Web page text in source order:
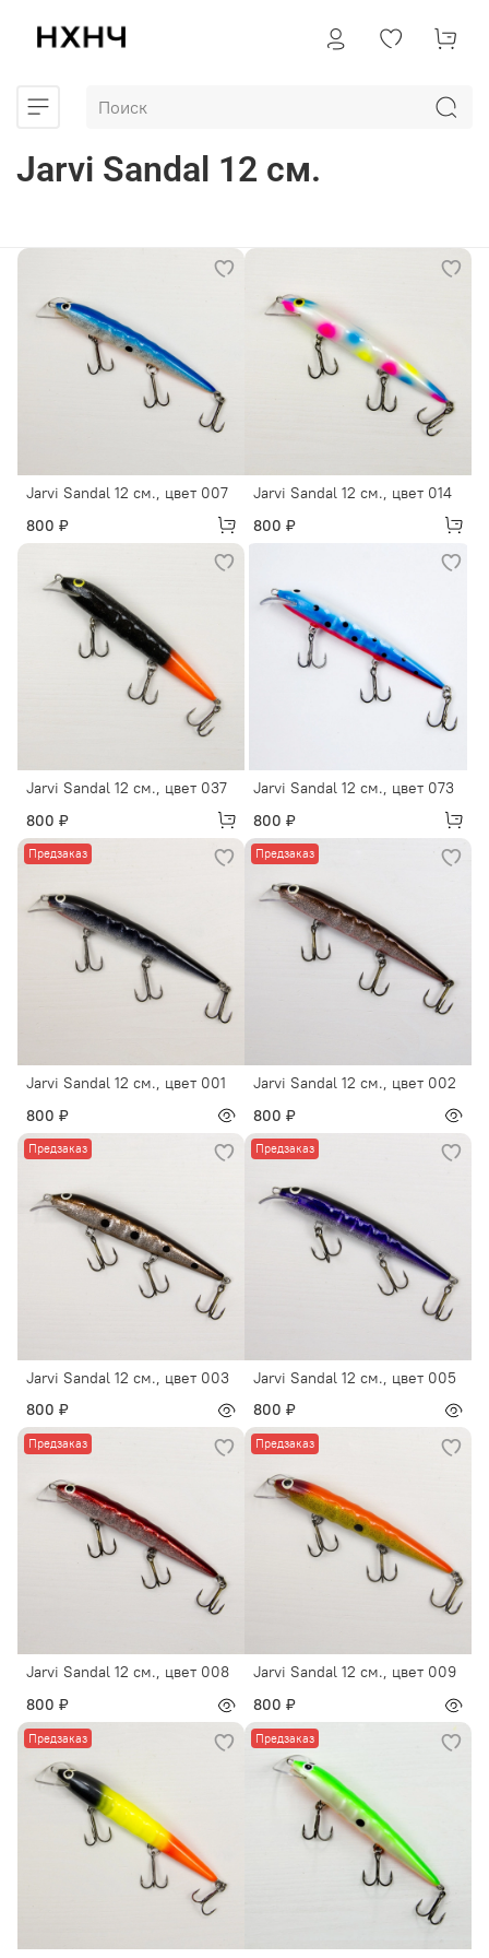
Jarvi Sandal 12 см.
Jarvi Sandal 12 см., цвет 007
800 ₽
Jarvi Sandal 12 см., цвет 014
800 ₽
Jarvi Sandal 12 см., цвет 037
800 ₽
Jarvi Sandal 12 см., цвет 073
800 ₽
Предзаказ
Jarvi Sandal 12 см., цвет 001
800 ₽
Предзаказ
Jarvi Sandal 12 см., цвет 002
800 ₽
Предзаказ
Jarvi Sandal 12 см., цвет 003
800 ₽
Предзаказ
Jarvi Sandal 12 см., цвет 005
800 ₽
Предзаказ
Jarvi Sandal 12 см., цвет 008
800 ₽
Предзаказ
Jarvi Sandal 12 см., цвет 009
800 ₽
Предзаказ Предзаказ